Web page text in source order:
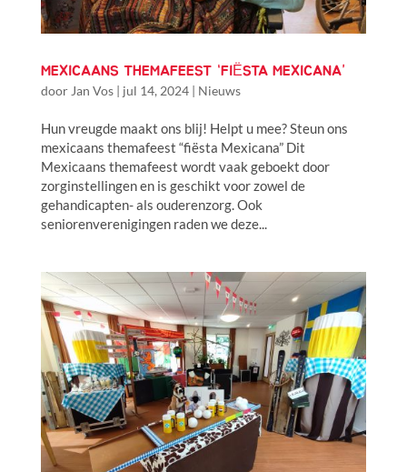
MEXICAANS THEMAFEEST “FIËSTA MEXICANA”
door Jan Vos| jul 14, 2024| Nieuws
Hun vreugde maakt ons blij! Helpt u mee? Steun ons
mexicaans themafeest “fiësta Mexicana” Dit
Mexicaans themafeest wordt vaak geboekt door
zorginstellingen en is geschikt voor zowel de
gehandicapten- als ouderenzorg. Ook
seniorenverenigingen raden we deze...